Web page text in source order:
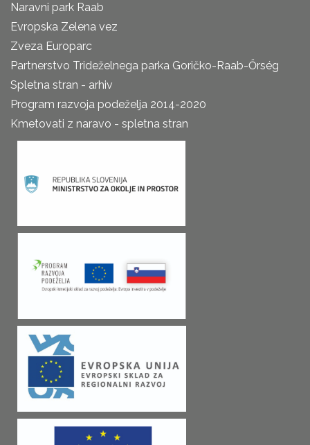
Naravni park Raab
Evropska Zelena vez
Zveza Europarc
Partnerstvo Trideželnega parka Goričko-Raab-Őrség
Spletna stran - arhiv
Program razvoja podeželja 2014-2020
Kmetovati z naravo - spletna stran